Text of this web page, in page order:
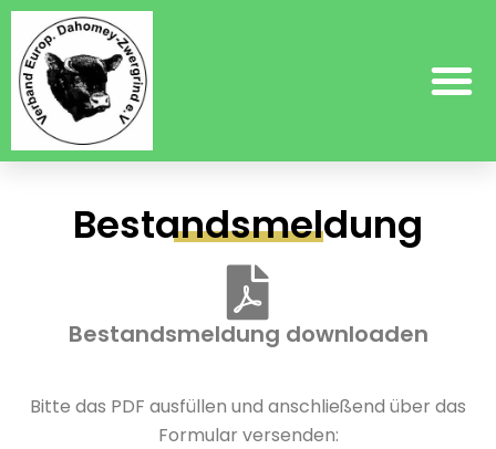
Bestandsmeldung
Bestandsmeldung downloaden
Bitte das PDF ausfüllen und anschließend über das
Formular versenden: